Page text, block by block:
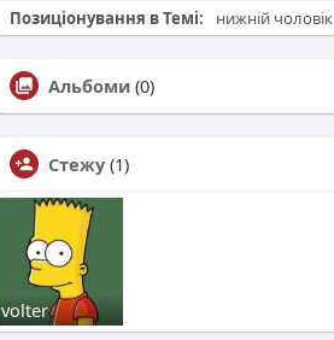
Позиціонування в Темі: нижній чоловік
Альбоми (0)
Стежу (1)
volter